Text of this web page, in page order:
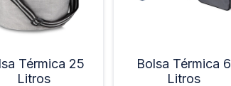
Térmica 25
Litros
Bolsa Térmica 6
Litros